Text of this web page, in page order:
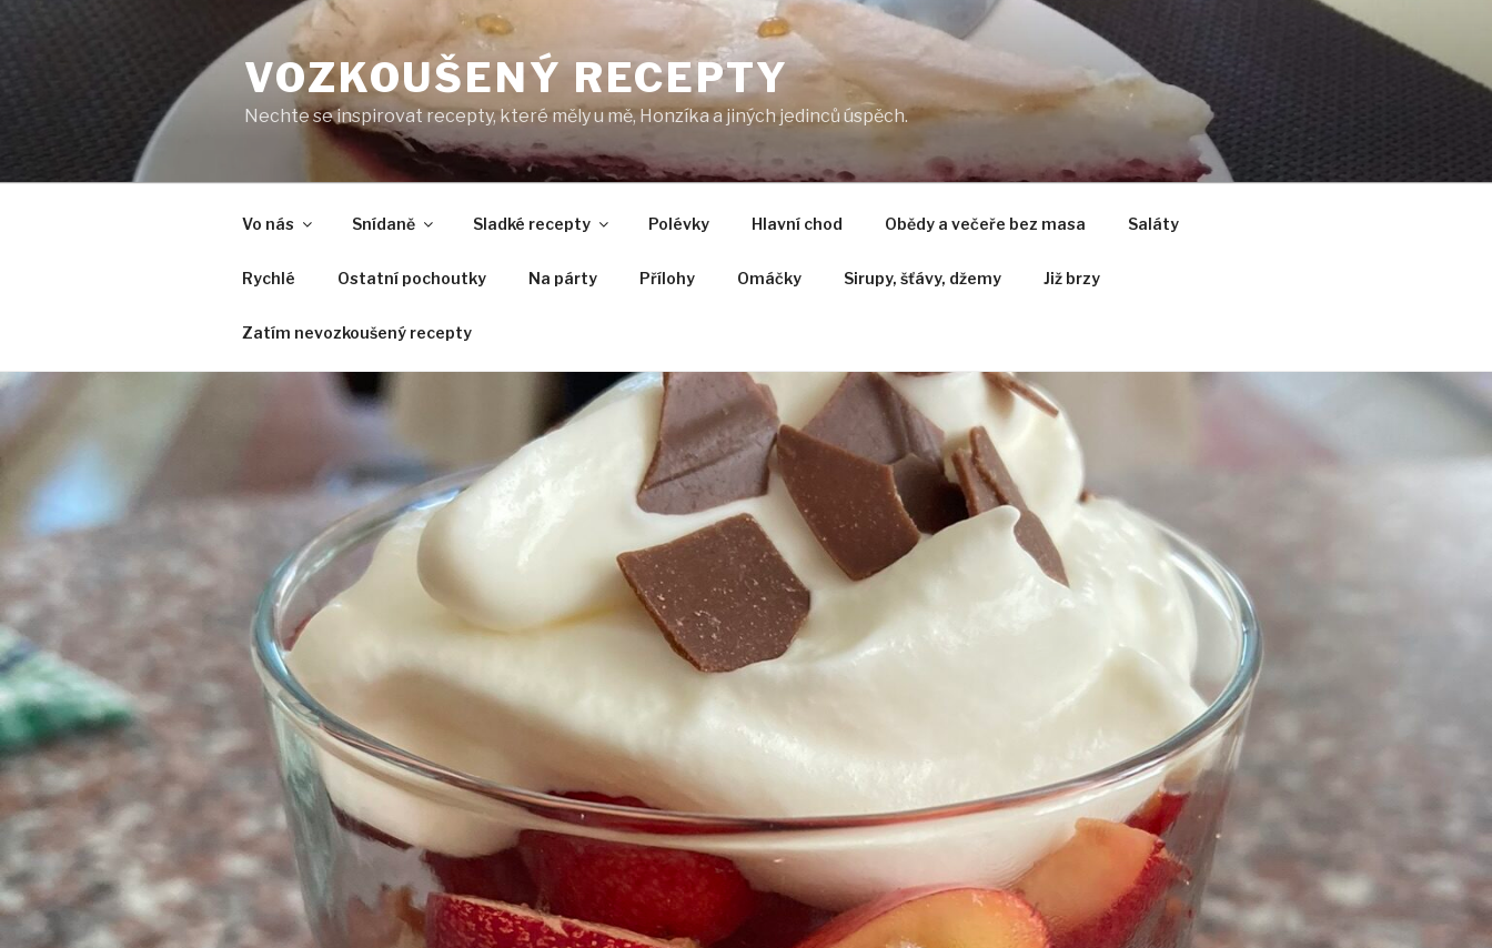
VOZKOUŠENÝ RECEPTY
Nechte se inspirovat recepty, které měly u mě, Honzíka a jiných jedinců úspěch.
Vo nás Snídaně Sladké recepty Polévky Hlavní chod Obědy a večeře bez masa Saláty
Rychlé Ostatní pochoutky Na párty Přílohy Omáčky Sirupy, šťávy, džemy Již brzy
Zatím nevozkoušený recepty